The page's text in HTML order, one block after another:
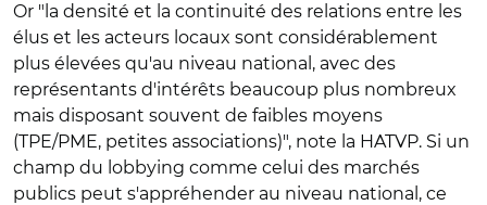
Or "la densité et la continuité des relations entre les
élus et les acteurs locaux sont considérablement
plus élevées qu'au niveau national, avec des
représentants d'intérêts beaucoup plus nombreux
mais disposant souvent de faibles moyens
(TPE/PME, petites associations)", note la HATVP. Si un
champ du lobbying comme celui des marchés
publics peut s'appréhender au niveau national, ce